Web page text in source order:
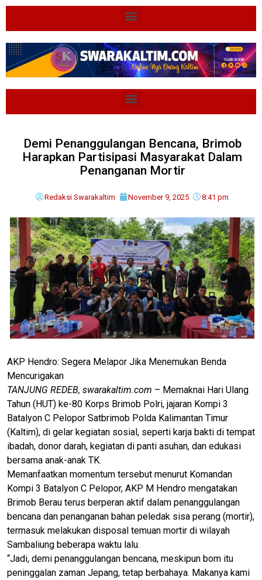
Demi Penanggulangan Bencana, Brimob
Harapkan Partisipasi Masyarakat Dalam
Penanganan Mortir
Redaksi Swarakaltim November 9, 2025 8:41 pm
AKP Hendro: Segera Melapor Jika Menemukan Benda
Mencurigakan
TANJUNG REDEB, swarakaltim.com – Memaknai Hari Ulang
Tahun (HUT) ke-80 Korps Brimob Polri, jajaran Kompi 3
Batalyon C Pelopor Satbrimob Polda Kalimantan Timur
(Kaltim), di gelar kegiatan sosial, seperti karja bakti di tempat
ibadah, donor darah, kegiatan di panti asuhan, dan edukasi
bersama anak-anak TK.
Memanfaatkan momentum tersebut menurut Komandan
Kompi 3 Batalyon C Pelopor, AKP M Hendro mengatakan
Brimob Berau terus berperan aktif dalam penanggulangan
bencana dan penanganan bahan peledak sisa perang (mortir),
termasuk melakukan disposal temuan mortir di wilayah
Sambaliung beberapa waktu lalu.
“Jadi, demi penanggulangan bencana, meskipun bom itu
peninggalan zaman Jepang, tetap berbahaya. Makanya kami